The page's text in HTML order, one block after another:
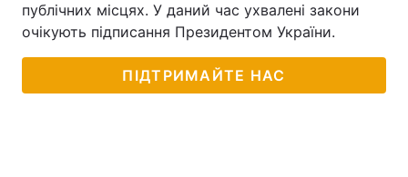
публічних місцях. У даний час ухвалені закони
очікують підписання Президентом України.
ПІДТРИМАЙТЕ НАС